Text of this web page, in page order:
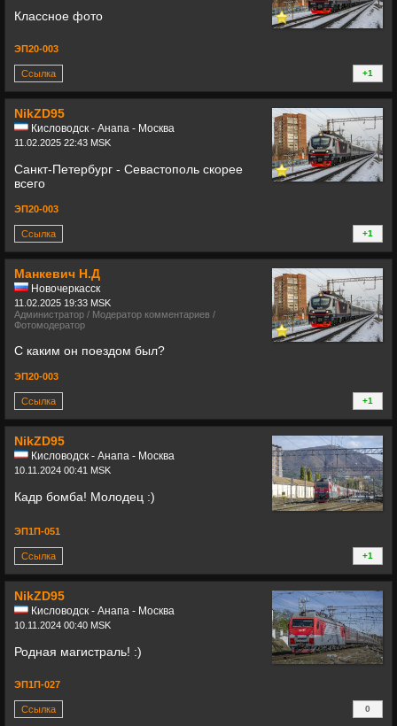
Классное фото
ЭП20-003
Ссылка
+1
+0
NikZD95
Кисловодск - Анапа - Москва
11.02.2025 22:43 MSK
Санкт-Петербург - Севастополь скорее
всего
ЭП20-003
Ссылка
+1
+0
Манкевич Н.Д
Новочеркасск
11.02.2025 19:33 MSK
Администратор / Модератор комментариев /
Фотомодератор
С каким он поездом был?
ЭП20-003
Ссылка
+1
+0
NikZD95
Кисловодск - Анапа - Москва
10.11.2024 00:41 MSK
Кадр бомба! Молодец :)
ЭП1П-051
Ссылка
+1
+0
NikZD95
Кисловодск - Анапа - Москва
10.11.2024 00:40 MSK
Родная магистраль! :)
ЭП1П-027
Ссылка
0